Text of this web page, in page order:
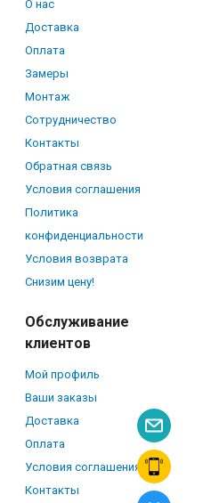
О нас
Доставка
Оплата
Замеры
Монтаж
Сотрудничество
Контакты
Обратная связь
Условия соглашения
Политика
конфиденциальности
Условия возврата
Снизим цену!
Обслуживание
клиентов
Мой профиль
Ваши заказы
Доставка
Оплата
Условия соглашения
Контакты